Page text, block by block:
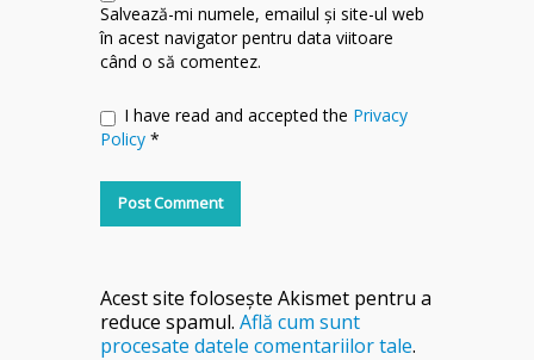
Salvează-mi numele, emailul și site-ul web
în acest navigator pentru data viitoare
când o să comentez.
I have read and accepted the Privacy
Policy *
Acest site folosește Akismet pentru a
reduce spamul. Află cum sunt
procesate datele comentariilor tale.